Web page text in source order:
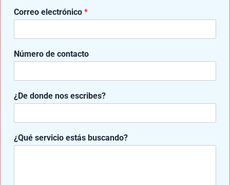
Entradas relacionadas
Correo electrónico *
N
ú
e
o
D
d
Número de contacto
¿De donde nos escribes?
¿Qué servicio estás buscando?